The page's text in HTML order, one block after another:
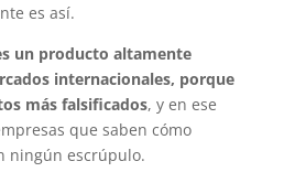
es así.
un producto altamente
internacionales, porque
más falsificados, y en ese
que saben cómo
ningún escrúpulo.